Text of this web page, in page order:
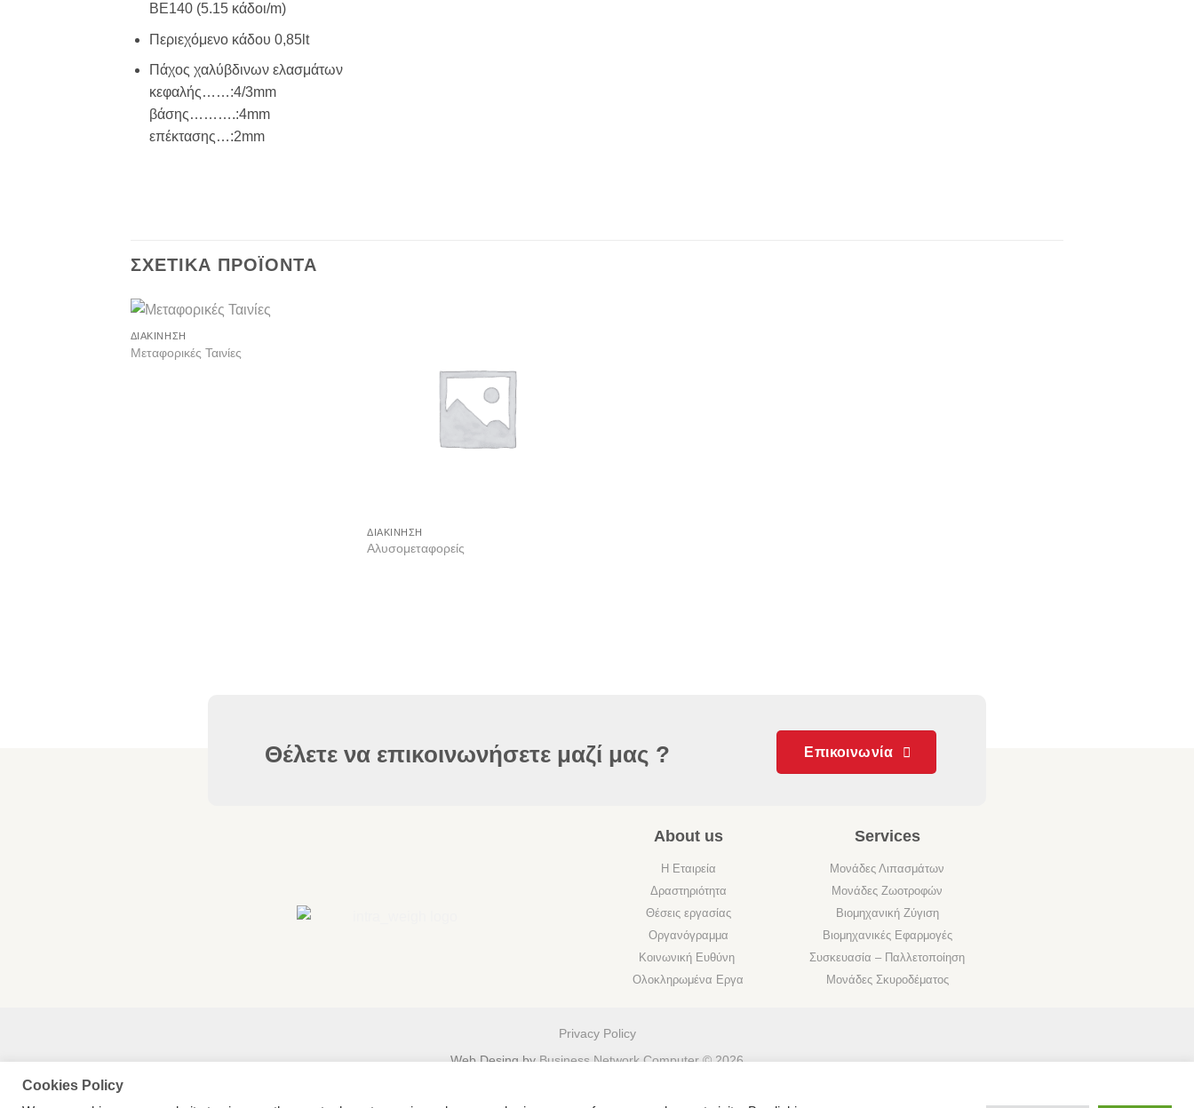
ΒΕ140 (5.15 κάδοι/m)
Περιεχόμενο κάδου 0,85lt
Πάχος χαλύβδινων ελασμάτων
κεφαλής……:4/3mm
βάσης……….:4mm
επέκτασης…:2mm
ΣΧΕΤΙΚΆ ΠΡΟΪΌΝΤΑ
ΔΙΑΚΊΝΗΣΗ
Μεταφορικές Ταινίες
ΔΙΑΚΊΝΗΣΗ
Αλυσομεταφορείς
Θέλετε να επικοινωνήσετε μαζί μας ? Επικοινωνία
About us
Η Εταιρεία
Δραστηριότητα
Θέσεις εργασίας
Οργανόγραμμα
Κοινωνική Ευθύνη
Ολοκληρωμένα Εργα
Services
Μονάδες Λιπασμάτων
Μονάδες Ζωοτροφών
Βιομηχανική Ζύγιση
Βιομηχανικές Εφαρμογές
Συσκευασία – Παλλετοποίηση
Μονάδες Σκυροδέματος
Privacy Policy
Web Desing byBusiness Network Computer © 2026
Cookies Policy
Ελληνικά English Αγγλικά